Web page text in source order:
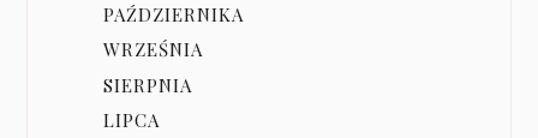
PAŹDZIERNIKA
WRZEŚNIA
SIERPNIA
LIPCA